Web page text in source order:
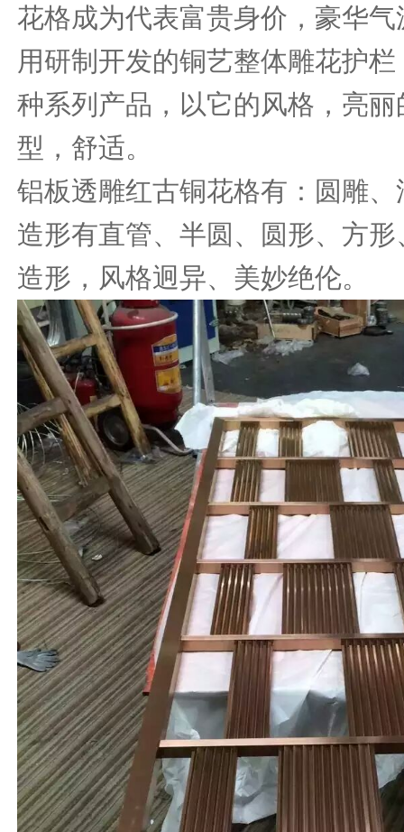
花格成为代表富贵身价，豪华
用研制开发的铜艺整体雕花护
种系列产品，以它的风格，亮
型，舒适。
铝板透雕红古铜花格有：圆雕
造形有直管、半圆、圆形、方
造形，风格迥异、美妙绝伦。